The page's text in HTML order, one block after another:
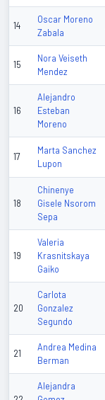
14
Oscar Moreno
Zabala
15
Nora Veiseth
Mendez
16
Alejandro
Esteban
Moreno
17
Marta Sanchez
Lupon
18
Chinenye
Gisele Nsorom
Sepa
19
Valeria
Krasnitskaya
Gaiko
20
Carlota
Gonzalez
Segundo
21
Andrea Medina
Berman
Alejandra